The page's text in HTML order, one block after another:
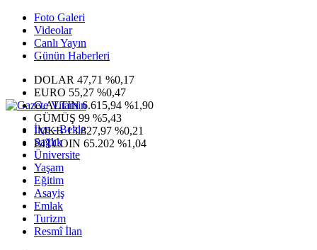
Foto Galeri
Videolar
Canlı Yayın
Günün Haberleri
DOLAR 47,71 %0,17
EURO 55,27 %0,47
G.ALTIN6.615,94 %1,90
GÜMÜŞ 99 %5,43
IMKB13.827,97 %0,21
BITCOIN 65.202 %1,04
İlçe - Belde
Sağlık
Üniversite
Yaşam
Eğitim
Asayiş
Emlak
Turizm
Resmî İlan